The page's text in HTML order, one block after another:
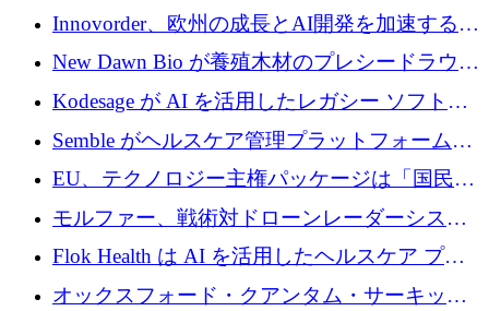
スタートアップ向けに 1 億 300 万ユーロのフ
ァンドを立ち上げる
Innovorder、欧州の成長とAI開発を加速するた
めに2,000万ユーロを確保
New Dawn Bio が養殖木材のプレシードラウン
ドで 210 万ユーロを調達
Kodesage が AI を活用したレガシー ソフトウ
ェアの最新化のために 660 万ドルを調達
Semble がヘルスケア管理プラットフォームを
拡大するためにシリーズ C で 3,000 万ポンド
を調達
EU、テクノロジー主権パッケージは「国民の
保護」に関するものだと発言
モルファー、戦術対ドローンレーダーシステ
ムを最前線に近づけるために150万ユーロを調
Flok Health は AI を活用したヘルスケア プラ
ットフォームの成長に 1,250 万ドルを投資
オックスフォード・クアンタム・サーキット